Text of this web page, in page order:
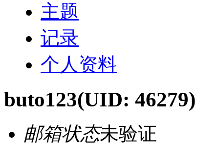
主题
记录
个人资料
buto123(UID: 46279)
邮箱状态未验证